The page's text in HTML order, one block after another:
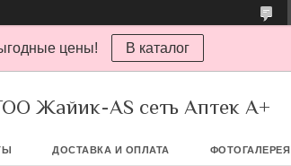
цены! В каталог
Жайик-AS сеть Аптек А+
ДОСТАВКА И ОПЛАТА ФОТОГАЛЕРЕЯ